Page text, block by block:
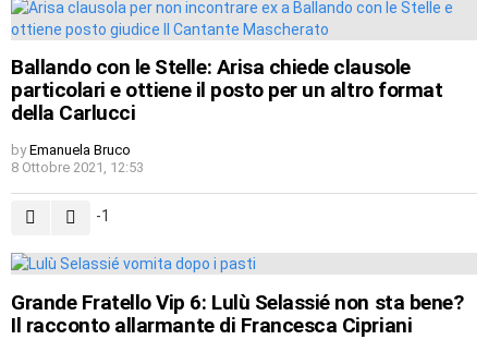
Ballando con le Stelle: Arisa chiede clausole
particolari e ottiene il posto per un altro format
della Carlucci
by Emanuela Bruco
8 Ottobre 2021, 12:53
-1
Grande Fratello Vip 6: Lulù Selassié non sta bene?
Il racconto allarmante di Francesca Cipriani